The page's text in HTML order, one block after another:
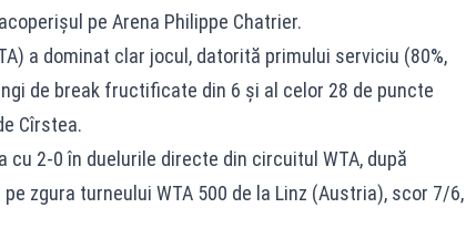
pe Arena Philippe Chatrier.
a dominat clar jocul, datorită primului serviciu (80%,
de break fructificate din 6 şi al celor 28 de puncte
Cîrstea.
cu 2-0 în duelurile directe din circuitul WTA, după
zgura turneului WTA 500 de la Linz (Austria), scor 7/6,